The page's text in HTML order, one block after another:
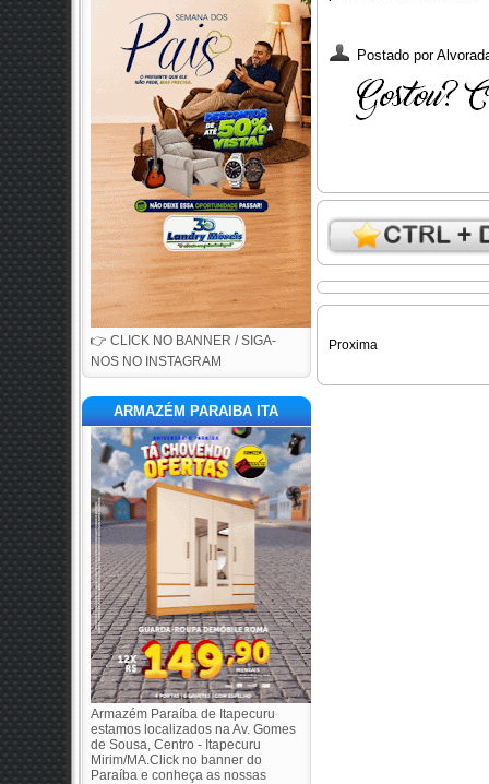
👉 CLICK NO BANNER / SIGA-
NOS NO INSTAGRAM
ARMAZÉM PARAIBA ITA
Armazém Paraíba de Itapecuru
estamos localizados na Av. Gomes
de Sousa, Centro - Itapecuru
Mirim/MA.Click no banner do
Paraíba e conheça as nossas
Postado por
Proxima